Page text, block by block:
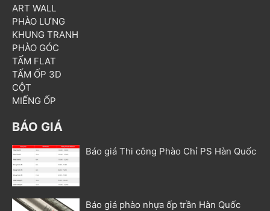
ART WALL
PHÀO LƯNG
KHUNG TRANH
PHÀO GÓC
TẤM FLAT
TẤM ỐP 3D
CỘT
MIẾNG ỐP
BÁO GIÁ
Báo giá Thi công Phào Chỉ PS Hàn Quốc
Báo giá phào nhựa ốp trần Hàn Quốc